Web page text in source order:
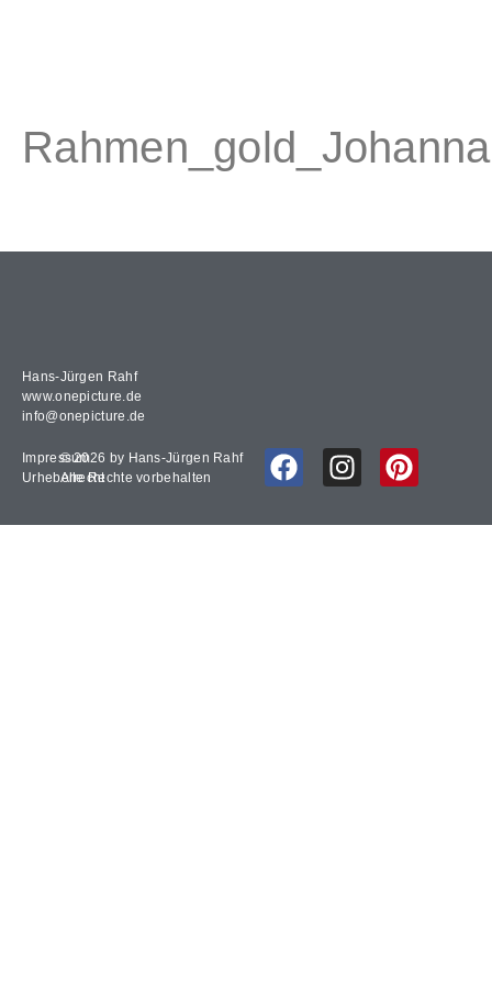
Rahmen_gold_Johanna
Hans-Jürgen Rahf
www.onepicture.de
info@onepicture.de
Impressum
Urheberrecht
© 2026 by Hans-Jürgen Rahf
Alle Rechte vorbehalten